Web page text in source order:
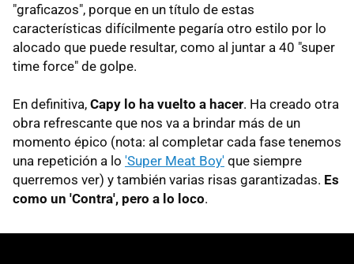
"graficazos", porque en un título de estas
características difícilmente pegaría otro estilo por lo
alocado que puede resultar, como al juntar a 40 "super
time force" de golpe.
En definitiva, Capy lo ha vuelto a hacer. Ha creado otra
obra refrescante que nos va a brindar más de un
momento épico (nota: al completar cada fase tenemos
una repetición a lo 'Super Meat Boy' que siempre
querremos ver) y también varias risas garantizadas. Es
como un 'Contra', pero a lo loco.